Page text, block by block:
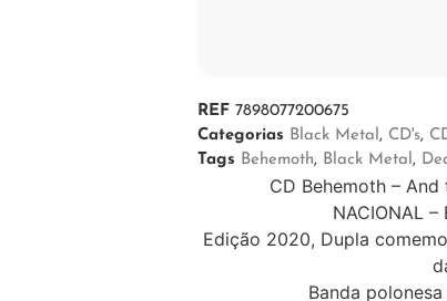
REF7898077200675
Categorias Black Metal , CD's,
Tags Behemoth, Black Metal ,
CD Behemoth –
NACIONAL
Edição 2020, Dupla
Banda